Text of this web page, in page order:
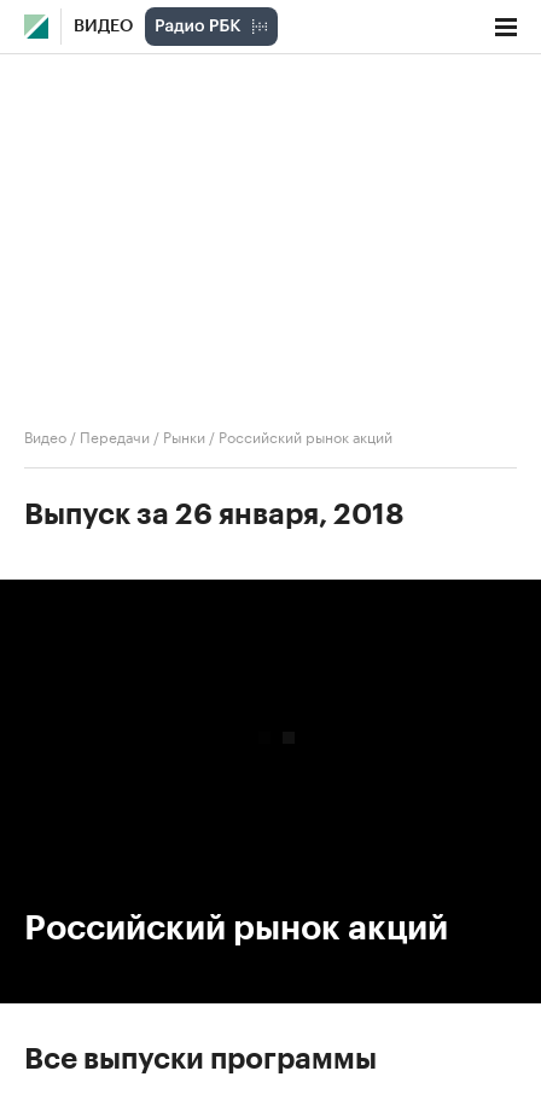
ВИДЕО
Видео / Передачи / Рынки / Российский рынок акций
Выпуск за 26 января, 2018
Российский рынок акций
Все выпуски программы